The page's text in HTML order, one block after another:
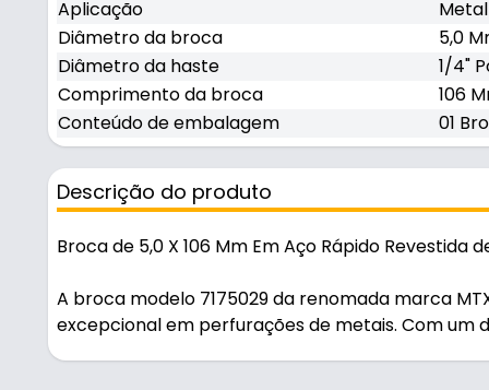
Aplicação
Metal
Diâmetro da broca
5,0
Diâmetro da haste
1/4"
Comprimento da broca
106
Conteúdo de embalagem
01
Descrição do produto
Broca de 5,0 X 106 Mm Em Aço Rápido Revestida
A broca modelo 7175029 da renomada marca
excepcional em perfurações de metais. Com
total de 106 mm, essa broca é fabricada em aço